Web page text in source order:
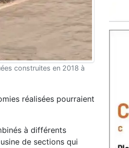
construites en 2018 à
réalisées pourraient
à différents
de sections qui